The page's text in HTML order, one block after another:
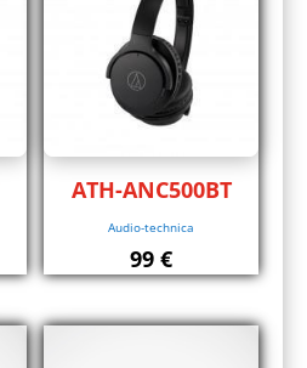
ATH-ANC500BT
Audio-technica
99€